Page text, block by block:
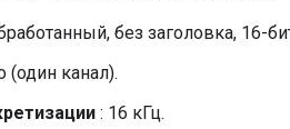
без заголовка, 16-
(один канал).
: 16 кГц.